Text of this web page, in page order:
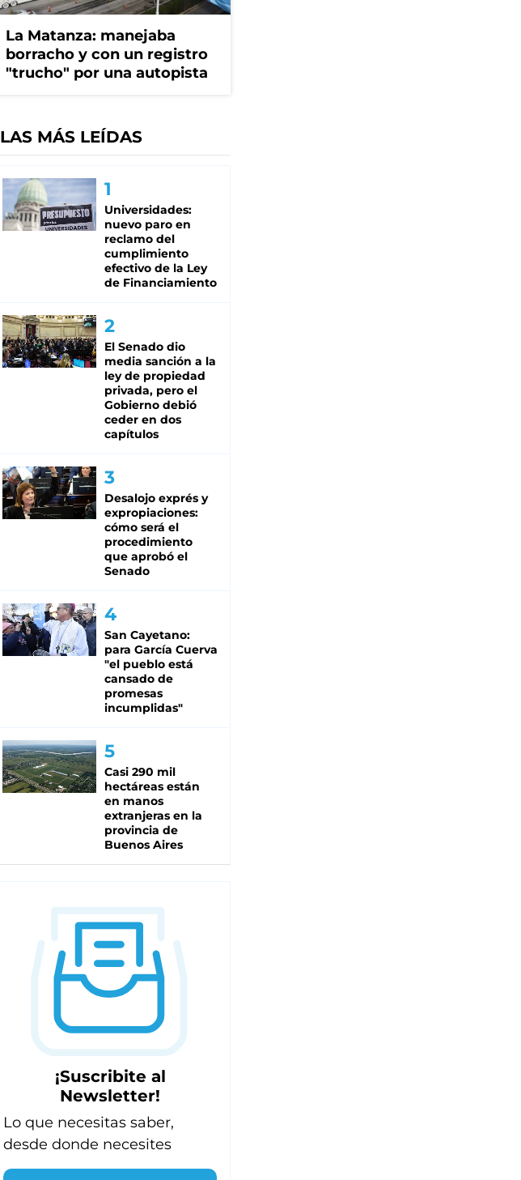
La Matanza: manejaba
borracho y con un registro
"trucho" por una autopista
LAS MÁS LEÍDAS
Universidades:
nuevo paro en
reclamo del
cumplimiento
efectivo de la Ley
de Financiamiento
El Senado dio
media sanción a la
ley de propiedad
privada, pero el
Gobierno debió
ceder en dos
capítulos
Desalojo exprés y
expropiaciones:
cómo será el
procedimiento
que aprobó el
Senado
San Cayetano:
para García Cuerva
"el pueblo está
cansado de
promesas
incumplidas"
Casi 290 mil
hectáreas están
en manos
extranjeras en la
provincia de
Buenos Aires
¡Suscribite al
Newsletter!
Lo que necesitas saber,
desde donde necesites